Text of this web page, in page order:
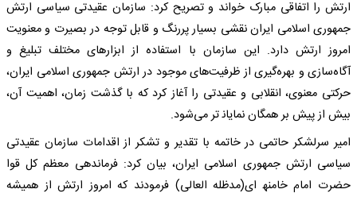
ارتش را اتفاقی مبارک خواند و تصریح کرد: سازمان عقیدتی سیاسی ارتش
جمهوری اسلامی ایران نقشی بسیار پررنگ و قابل توجه در بصیرت و معنویت
امروز ارتش دارد. این سازمان با استفاده از ابزارهای مختلف تبلیغ و
آگاه‌سازی و بهره‌گیری از ظرفیت‌های موجود در ارتش جمهوری اسلامی ایران،
حرکتی معنوی، انقلابی و عقیدتی را آغاز کرد که با گذشت زمان، اهمیت آن،
بیش از پیش بر همگان نمایان‍ تر می‌شود.
امیر سرلشکر حاتمی در خاتمه با تقدیر و تشکر از اقدامات سازمان عقیدتی
سیاسی ارتش جمهوری اسلامی ایران، بیان کرد: فرماندهی معظم کل قوا
حضرت امام خامنه‍ ای(مدظله العالی) فرمودند که امروز ارتش از همیشه